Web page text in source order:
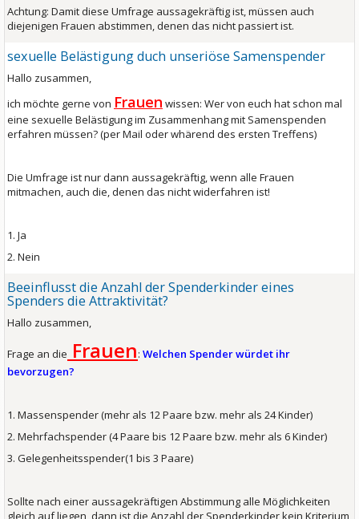
Achtung: Damit diese Umfrage aussagekräftig ist, müssen auch
diejenigen Frauen abstimmen, denen das nicht passiert ist.
sexuelle Belästigung duch unseriöse Samenspender
Hallo zusammen,
ich möchte gerne von Frauen wissen: Wer von euch hat schon mal
eine sexuelle Belästigung im Zusammenhang mit Samenspenden
erfahren müssen? (per Mail oder whärend des ersten Treffens)
Die Umfrage ist nur dann aussagekräftig, wenn alle Frauen
mitmachen, auch die, denen das nicht widerfahren ist!
1. Ja
2. Nein
Beeinflusst die Anzahl der Spenderkinder eines
Spenders die Attraktivität?
Hallo zusammen,
Frage an die Frauen: Welchen Spender würdet ihr
bevorzugen?
1. Massenspender (mehr als 12 Paare bzw. mehr als 24 Kinder)
2. Mehrfachspender (4 Paare bis 12 Paare bzw. mehr als 6 Kinder)
3. Gelegenheitsspender(1 bis 3 Paare)
Sollte nach einer aussagekräftigen Abstimmung alle Möglichkeiten
gleich auf liegen, dann ist die Anzahl der Spenderkinder kein Kriterium